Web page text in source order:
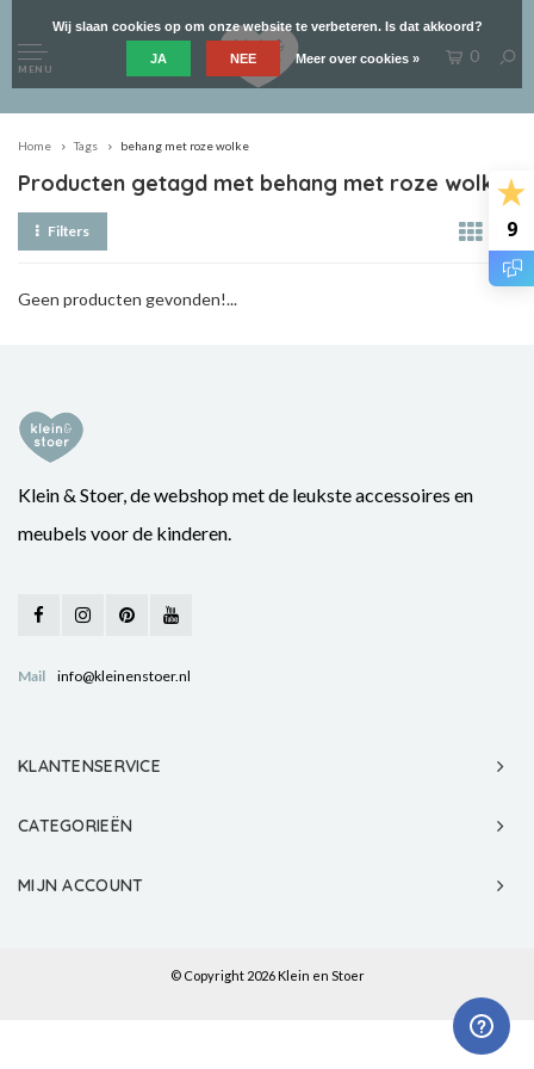
9
MENU
0
Home Tags behang met roze wolke
Producten getagd met behang met roze wolke
Filters
Geen producten gevonden!...
Klein & Stoer, de webshop met de leukste accessoires en
meubels voor de kinderen.
Mail info@kleinenstoer.nl
KLANTENSERVICE
CATEGORIEËN
MIJN ACCOUNT
© Copyright 2026 Klein en Stoer
Wij slaan cookies op om onze website te verbeteren. Is dat akkoord?
JA NEE Meer over cookies »